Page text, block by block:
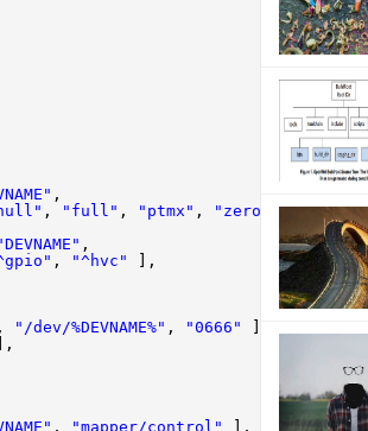
{
,
, "full" , "ptmx" , "zero"
],
,
, "^hvc"
],
, "/dev/%DEVNAME%" , "0666"
],
, "mapper/control"
],